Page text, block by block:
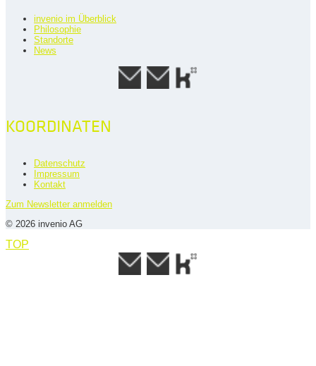
invenio im Überblick
Philosophie
Standorte
News
KOORDINATEN
Datenschutz
Impressum
Kontakt
Zum Newsletter anmelden
© 2026 invenio AG
TOP